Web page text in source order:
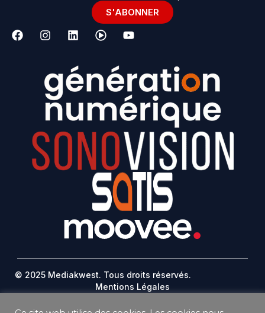
S'ABONNER
© 2025 Mediakwest. Tous droits réservés.
Mentions Légales
Contact